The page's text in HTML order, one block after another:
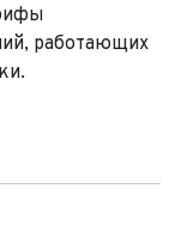
работающих